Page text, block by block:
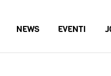
NEWS EVENTI